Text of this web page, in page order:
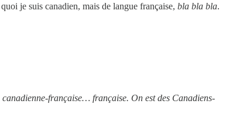
je suis canadien, mais de langue française, bla bla bla.
française… française. On est des Canadiens-